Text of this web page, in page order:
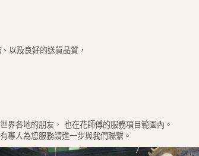
以及良好的送貨品質，
界各地的朋友， 也在花師傅的服務項目範圍內。
專人為您服務請進一步與我們聯繫。